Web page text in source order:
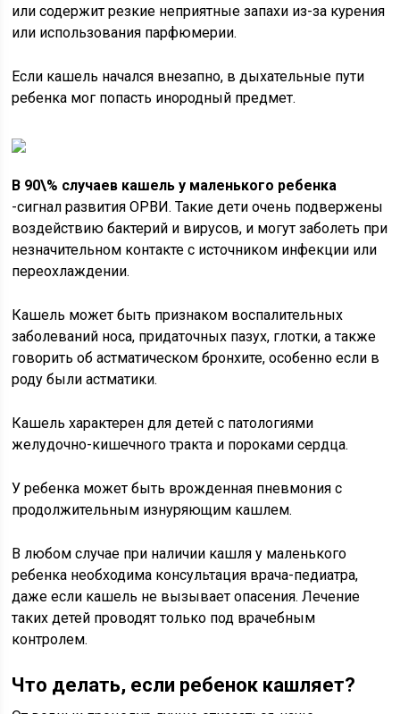
или содержит резкие неприятные запахи из-за курения
или использования парфюмерии.
Если кашель начался внезапно, в дыхательные пути
ребенка мог попасть инородный предмет.
В 90\% случаев кашель у маленького ребенка
-сигнал развития ОРВИ. Такие дети очень подвержены
воздействию бактерий и вирусов, и могут заболеть при
незначительном контакте с источником инфекции или
переохлаждении.
Кашель может быть признаком воспалительных
заболеваний носа, придаточных пазух, глотки, а также
говорить об астматическом бронхите, особенно если в
роду были астматики.
Кашель характерен для детей с патологиями
желудочно-кишечного тракта и пороками сердца.
У ребенка может быть врожденная пневмония с
продолжительным изнуряющим кашлем.
В любом случае при наличии кашля у маленького
ребенка необходима консультация врача-педиатра,
даже если кашель не вызывает опасения. Лечение
таких детей проводят только под врачебным
контролем.
Что делать, если ребенок кашляет?